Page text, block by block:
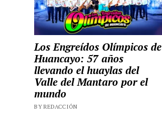
Los Engreídos Olímpicos de
Huancayo: 57 años
llevando el huaylas del
Valle del Mantaro por el
mundo
BY REDACCIÓN